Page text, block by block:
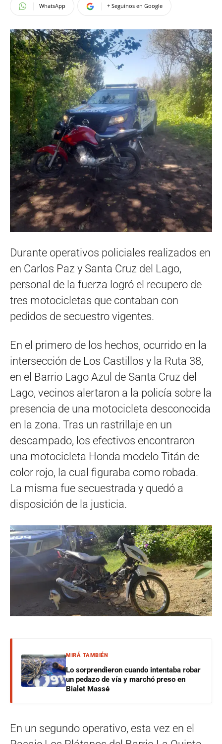
WhatsApp + Seguinos en Google
Durante operativos policiales realizados en
en Carlos Paz y Santa Cruz del Lago,
personal de la fuerza logró el recupero de
tres motocicletas que contaban con
pedidos de secuestro vigentes.
En el primero de los hechos, ocurrido en la
intersección de Los Castillos y la Ruta 38,
en el Barrio Lago Azul de Santa Cruz del
Lago, vecinos alertaron a la policía sobre la
presencia de una motocicleta desconocida
en la zona. Tras un rastrillaje en un
descampado, los efectivos encontraron
una motocicleta Honda modelo Titán de
color rojo, la cual figuraba como robada.
La misma fue secuestrada y quedó a
disposición de la justicia.
MIRÁ TAMBIÉN
Lo sorprendieron cuando intentaba robar
un pedazo de vía y marchó preso en
Bialet Massé
En un segundo operativo, esta vez en el